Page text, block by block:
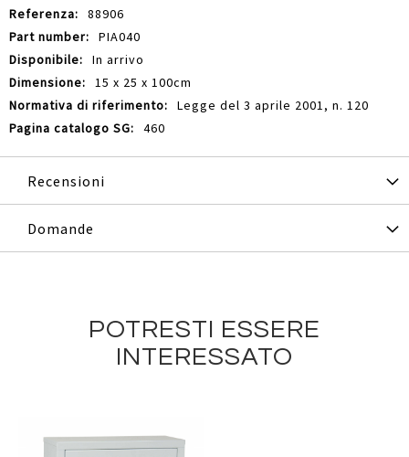
88906
PIA040
In arrivo
15 x 25 x 100cm
Legge del 3 aprile 2001, n. 120
460
Recensioni
Domande
POTRESTI ESSERE
INTERESSATO